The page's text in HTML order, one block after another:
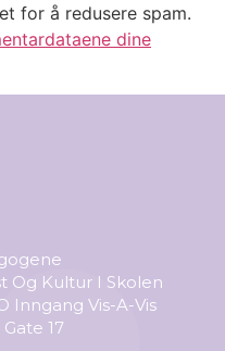
for å redusere spam.
dine
Og Kultur I Skolen
Inngang Vis-A-Vis
17